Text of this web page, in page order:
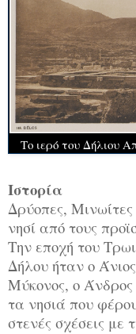
Το ιερό του Δήλιου
Ιστορία
Δρύοπες,
νησί από τους
Την εποχή του
Δήλου ήταν ο
Μύκονος, ο Άνδρος
τα νησιά που
στενές σχέσεις με